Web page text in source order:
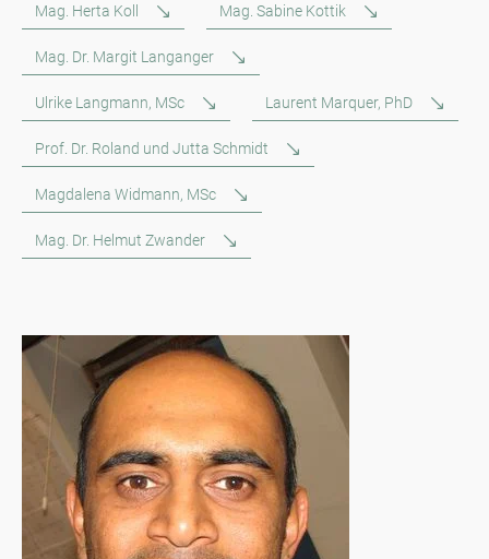
Mag. Herta Koll Mag. Sabine Kottik
Mag. Dr. Margit Langanger
Ulrike Langmann, MSc Laurent Marquer, PhD
Prof. Dr. Roland und Jutta Schmidt
Magdalena Widmann, MSc
Mag. Dr. Helmut Zwander